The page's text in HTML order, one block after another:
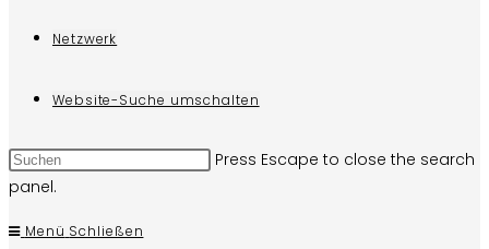
Netzwerk
Website-Suche umschalten
Press Escape to close the search
panel.
Menü Schließen